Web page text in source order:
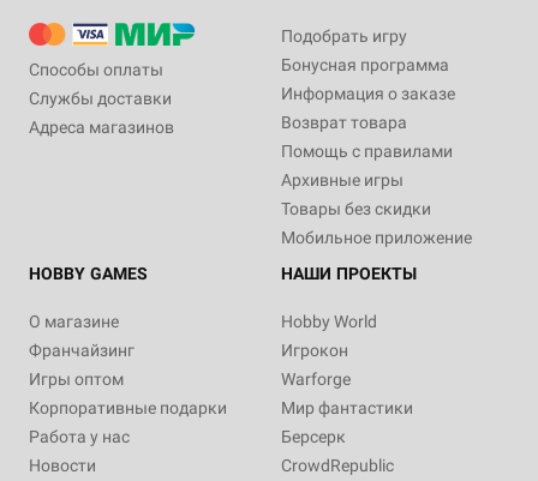
Способы оплаты
Службы доставки
Адреса магазинов
Подобрать игру
Бонусная программа
Информация о заказе
Возврат товара
Помощь с правилами
Архивные игры
Товары без скидки
Мобильное приложение
HOBBY GAMES
О магазине
Франчайзинг
Игры оптом
Корпоративные подарки
Работа у нас
Новости
НАШИ ПРОЕКТЫ
Hobby World
Игрокон
Warforge
Мир фантастики
Берсерк
CrowdRepublic